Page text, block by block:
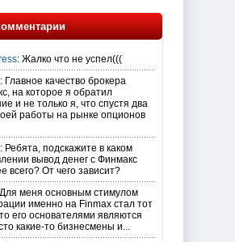
: Жалко что не успел(((
: Главное качество брокера
на которое я обратил
и не только я, что спустя два
работы на рынке опционов
: Ребята, подскажите в каком
вывод денег с Финмакс
всего? От чего зависит?
меня основным стимулом
именно на Finmax стал тот
его основателями являются
какие-то бизнесмены и...